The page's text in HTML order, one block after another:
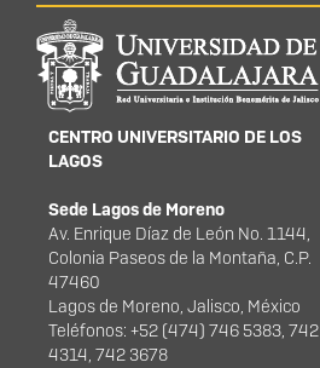
Información del
portal
CENTRO UNIVERSITARIO DE LOS
LAGOS
Sede Lagos de Moreno
Av. Enrique Díaz de León No. 1144,
Colonia Paseos de la Montaña, C.P.
47460
Lagos de Moreno, Jalisco, México
Teléfonos: +52 (474) 746 5383, 742
4314, 742 3678